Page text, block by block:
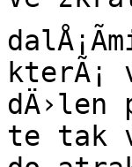
kterÃ¡
dÄ›len
te tak